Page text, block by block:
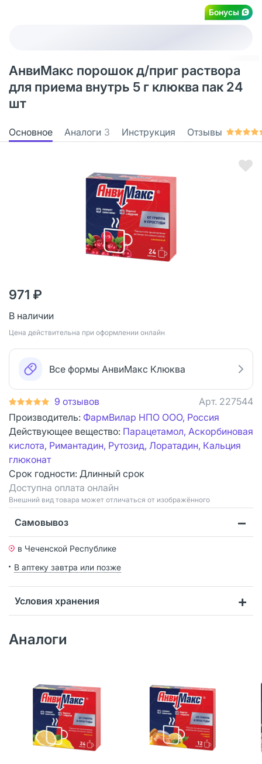
Бонусы
АнвиМакс порошок д/приг раствора
для приема внутрь 5 г клюква пак 24
шт
Основное Аналоги 3 Инструкция Отзывы
971 ₽
В наличии
Цена действительна при оформлении онлайн
Все формы АнвиМакс Клюква
9 отзывов Арт. 227544
Производитель: ФармВилар НПО ООО, Россия
Действующее вещество: Парацетамол, Аскорбиновая
кислота, Римантадин, Рутозид, Лоратадин, Кальция
глюконат
Срок годности: Длинный срок
Доступна оплата онлайн
Bнешний вид товара может отличаться от изображённого
Самовывоз
в Чеченской Республике
В аптеку завтра или позже
Условия хранения
Аналоги